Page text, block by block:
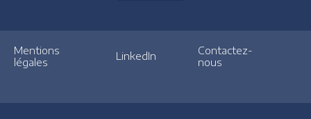
Mentions
légales
LinkedIn
Contactez-
nous